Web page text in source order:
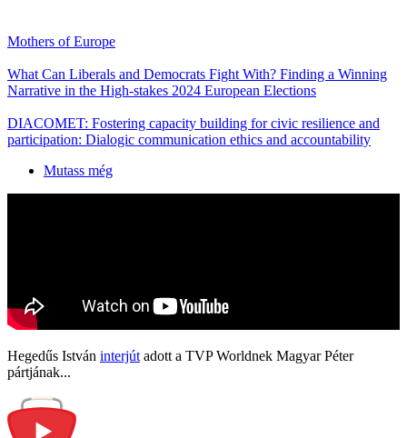
Mothers of Europe
What Can Liberals and Democrats Fight With? Finding a Winning
Narrative in the High-stakes 2024 European Elections
DIACOMET: Fostering capacity building for civic resilience and
participation: Dialogic communication ethics and accountability
Mutass még
Hegedűs István interjútadott a TVP Worldnek Magyar Péter
pártjának...